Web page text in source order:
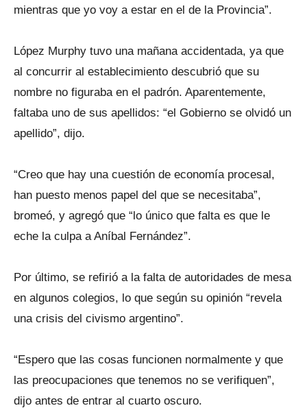
mientras que yo voy a estar en el de la Provincia”.
López Murphy tuvo una mañana accidentada, ya que
al concurrir al establecimiento descubrió que su
nombre no figuraba en el padrón. Aparentemente,
faltaba uno de sus apellidos: “el Gobierno se olvidó un
apellido”, dijo.
“Creo que hay una cuestión de economía procesal,
han puesto menos papel del que se necesitaba”,
bromeó, y agregó que “lo único que falta es que le
eche la culpa a Aníbal Fernández”.
Por último, se refirió a la falta de autoridades de mesa
en algunos colegios, lo que según su opinión “revela
una crisis del civismo argentino”.
“Espero que las cosas funcionen normalmente y que
las preocupaciones que tenemos no se verifiquen”,
dijo antes de entrar al cuarto oscuro.